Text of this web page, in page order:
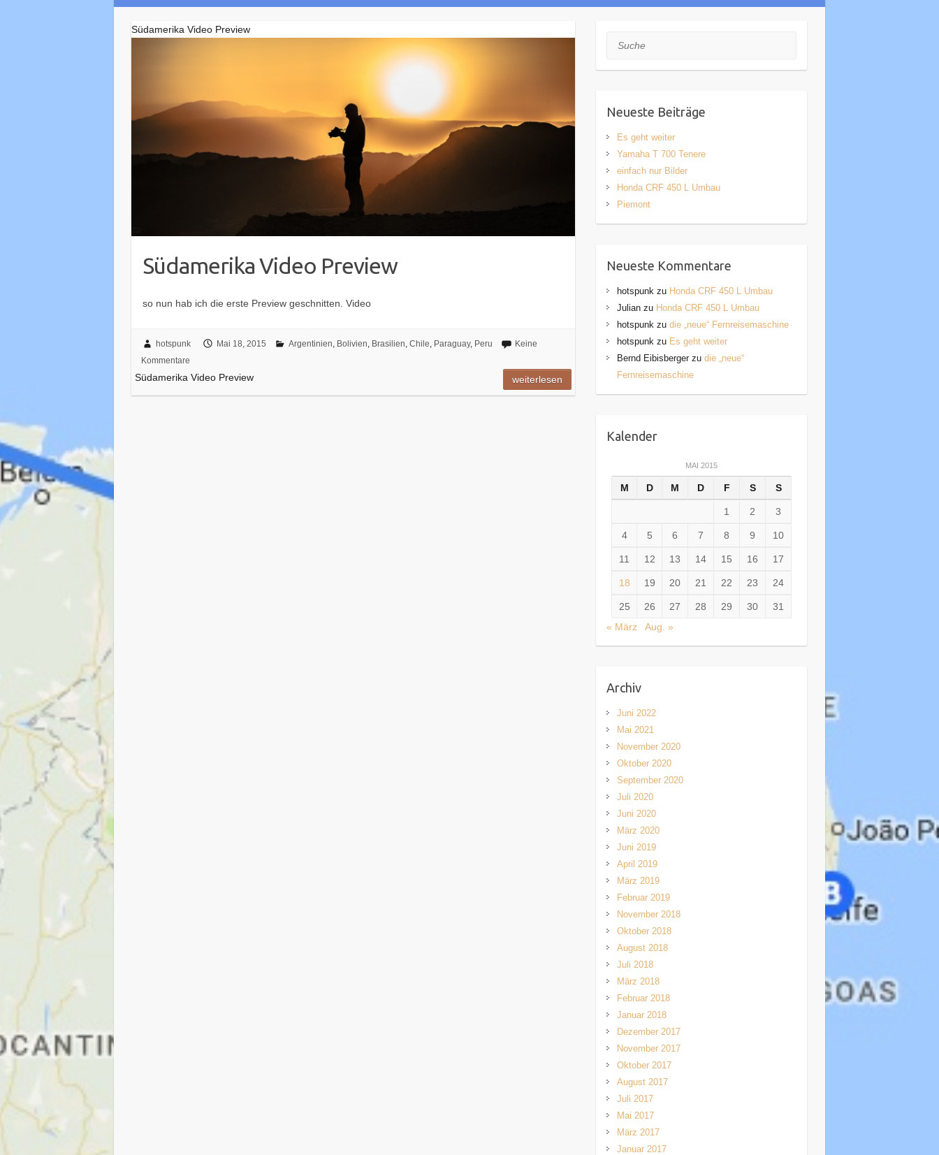
Südamerika Video Preview
Südamerika Video Preview
so nun hab ich die erste Preview geschnitten. Video
hotspunk Mai 18, 2015 Argentinien, Bolivien, Brasilien, Chile, Paraguay, Peru
Keine
Kommentare
Südamerika Video Preview weiterlesen
Suche
Neueste Beiträge
Es geht weiter
Yamaha T 700 Tenere
einfach nur Bilder
Honda CRF 450 L Umbau
Piemont
Neueste Kommentare
hotspunkzu Honda CRF 450 L Umbau
Julianzu Honda CRF 450 L Umbau
hotspunkzu die „neue“ Fernreisemaschine
hotspunkzu Es geht weiter
Bernd Eibisbergerzu die „neue“
Fernreisemaschine
Kalender
MAI 2015
M D M D F S S
1 2 3
4 5 6 7 8 9 10
11 12 13 14 15 16 17
18 19 20 21 22 23 24
25 26 27 28 29 30
31
« März
Aug. »
Archiv
Juni 2022
Mai 2021
November 2020
Oktober 2020
September 2020
Juli 2020
Juni 2020
März 2020
Juni 2019
April 2019
März 2019
Februar 2019
November 2018
Oktober 2018
August 2018
Juli 2018
März 2018
Februar 2018
Januar 2018
Dezember 2017
November 2017
Oktober 2017
August 2017
Juli 2017
Mai 2017
März 2017
Januar 2017